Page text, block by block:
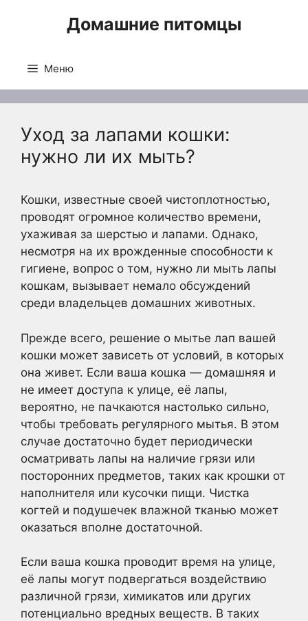
Домашние питомцы
Меню
Уход за лапами кошки:
нужно ли их мыть?
Кошки, известные своей чистоплотностью,
проводят огромное количество времени,
ухаживая за шерстью и лапами. Однако,
несмотря на их врожденные способности к
гигиене, вопрос о том, нужно ли мыть лапы
кошкам, вызывает немало обсуждений
среди владельцев домашних животных.
Прежде всего, решение о мытье лап вашей
кошки может зависеть от условий, в которых
она живет. Если ваша кошка — домашняя и
не имеет доступа к улице, её лапы,
вероятно, не пачкаются настолько сильно,
чтобы требовать регулярного мытья. В этом
случае достаточно будет периодически
осматривать лапы на наличие грязи или
посторонних предметов, таких как крошки от
наполнителя или кусочки пищи. Чистка
когтей и подушечек влажной тканью может
оказаться вполне достаточной.
Если ваша кошка проводит время на улице,
её лапы могут подвергаться воздействию
различной грязи, химикатов или других
потенциально вредных веществ. В таких